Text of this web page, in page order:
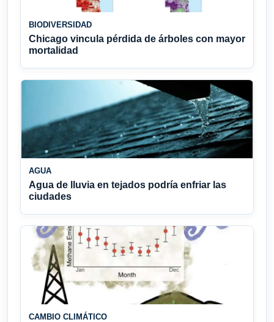
BIODIVERSIDAD
Chicago vincula pérdida de árboles con mayor
mortalidad
AGUA
Agua de lluvia en tejados podría enfriar las
ciudades
CAMBIO CLIMÁTICO